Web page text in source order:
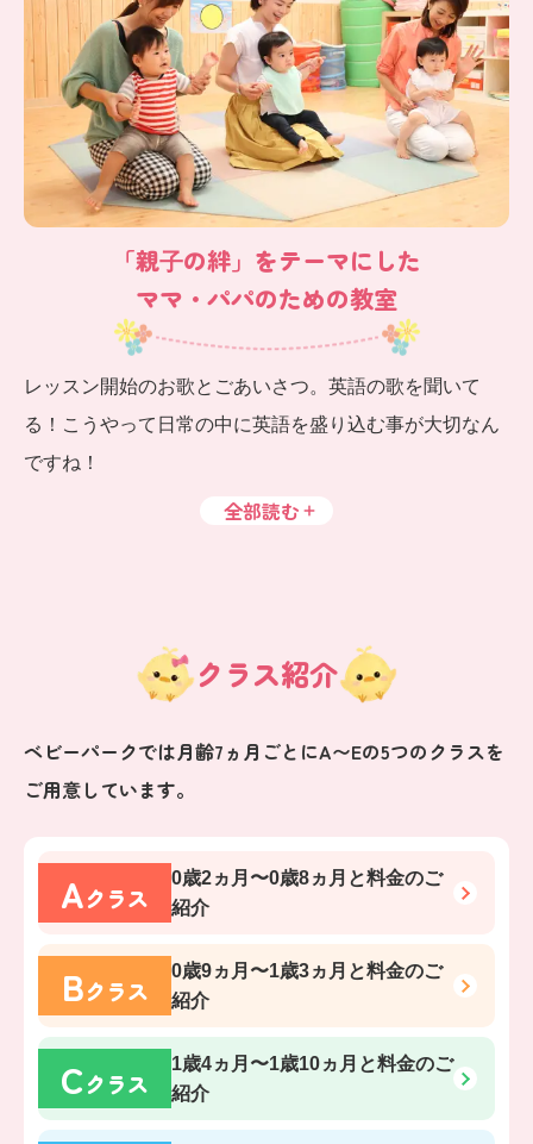
「親⼦の絆」をテーマにした
ママ・パパのための教室
レッスン開始のお歌とごあいさつ。英語の歌を聞いて
る！こうやって日常の中に英語を盛り込む事が大切なん
ですね！
全部読む
クラス紹介
ベビーパークでは月齢7ヵ月ごとにA〜Eの5つのクラスを
ご用意しています。
Aクラス
0歳2ヵ月〜0歳8ヵ月 と料金のご
紹介
Bクラス
0歳9ヵ月〜1歳3ヵ月 と料金のご
紹介
Cクラス
1歳4ヵ月〜1歳10ヵ月 と料金のご
紹介